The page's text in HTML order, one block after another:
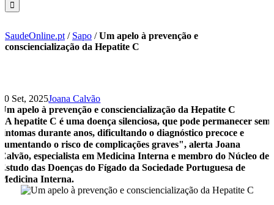
SaudeOnline.pt / Sapo /Um apelo à prevenção e
consciencialização da Hepatite C
30 Set, 2025Joana Calvão
Um apelo à prevenção e consciencialização da Hepatite C
"A hepatite C é uma doença silenciosa, que pode permanecer sem
sintomas durante anos, dificultando o diagnóstico precoce e
aumentando o risco de complicações graves", alerta Joana
Calvão, especialista em Medicina Interna e membro do Núcleo de
Estudo das Doenças do Fígado da Sociedade Portuguesa de
Medicina Interna.